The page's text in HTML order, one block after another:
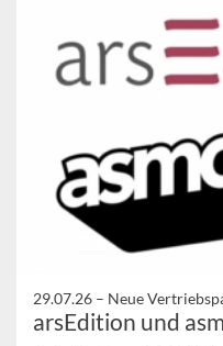
29.07.26 – Neue
arsEdition und